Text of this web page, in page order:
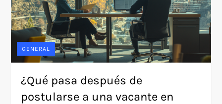
GENERAL
¿Qué pasa después de
postularse a una vacante en